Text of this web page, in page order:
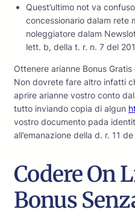
Quest’ultimo not va
concessionario dalam rete
noleggiatore dalam
lett. b, della t. r. n. 7 del
Ottenere arianne Bonus
Non dovrete fare altro infatti
aprire arianne vostro conto
tutto inviando copia di algun
vostro documento pada
all’emanazione della d. r. 11
Codere On
Bonus